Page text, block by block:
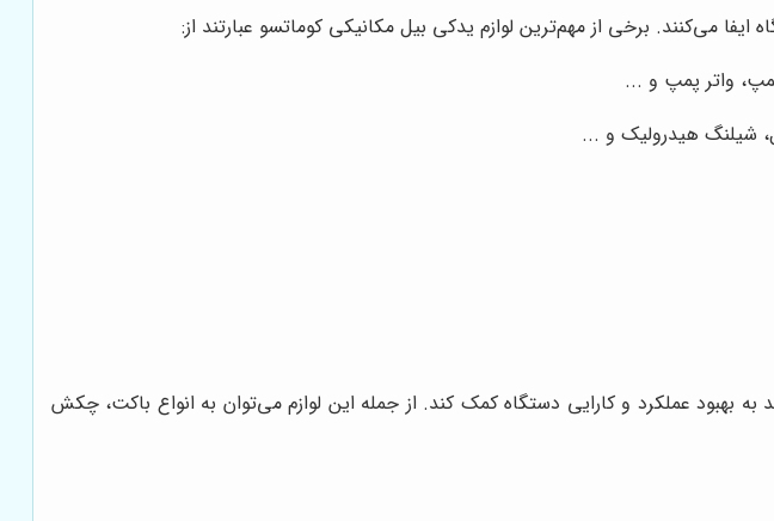
می‌کنند. برخی از مهم‌ترین لوازم یدکی بیل مکانیکی کوماتسو عبارتند از:
واتر پمپ و ...
شیلنگ هیدرولیک و ...
بهبود عملکرد و کارایی دستگاه کمک کند. از جمله این لوازم می‌توان به انواع باکت، چکش